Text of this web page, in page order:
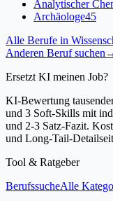
Analytischer
Archäologe45
Alle Berufe in
Anderen Beruf suchen
Ersetzt KI meinen Job?
KI-Bewertung
und 3 Soft-Skills mit
und 2-3 Satz-Fazit.
und Long-Tail-
Tool & Ratgeber
BerufssucheAlle